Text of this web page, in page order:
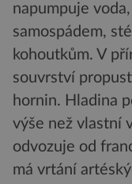
napumpuje
samospádem,
kohoutkům. V
souvrství
hornin. Hladina
výše než vlastní
odvozuje od
má vrtání